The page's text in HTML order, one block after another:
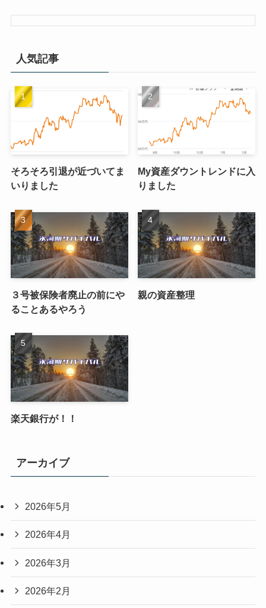
人気記事
そろそろ引退が近づいてま
いりました
My資産ダウントレンドに入
りました
３号被保険者廃止の前にや
ることあるやろう
親の資産整理
楽天銀行が！！
アーカイブ
2026年5月
2026年4月
2026年3月
2026年2月